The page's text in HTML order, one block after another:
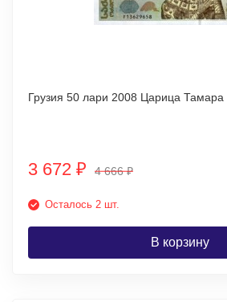
3 672 ₽ 4 666₽
Осталось 2 шт.
В корзину